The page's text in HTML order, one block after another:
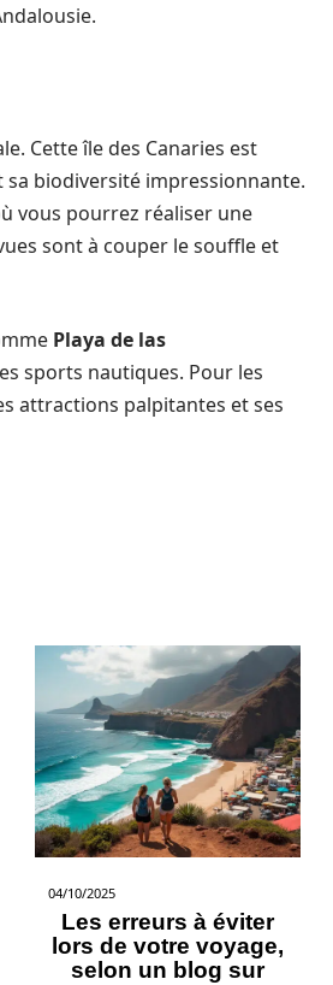
Cette île des Canaries est
sa biodiversité impressionnante.
vous pourrez réaliser une
sont à couper le souffle et
Playa de las
sports nautiques. Pour les
attractions palpitantes et ses
04/10/2025
Les erreurs à éviter
lors de votre voyage,
selon un blog sur